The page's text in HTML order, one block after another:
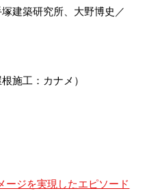
建築研究所、大野博史／
施工：カナメ）
ージを実現したエピソード